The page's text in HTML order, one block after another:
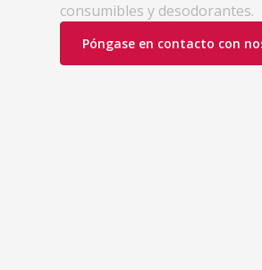
consumibles y desodorantes.
Póngase en contacto con